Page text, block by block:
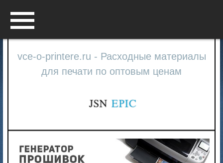
vce-o-printere.ru - Расходные материалы
для печати по оптовым ценам